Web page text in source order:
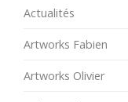
Actualités
Artworks Fabien
Artworks Olivier